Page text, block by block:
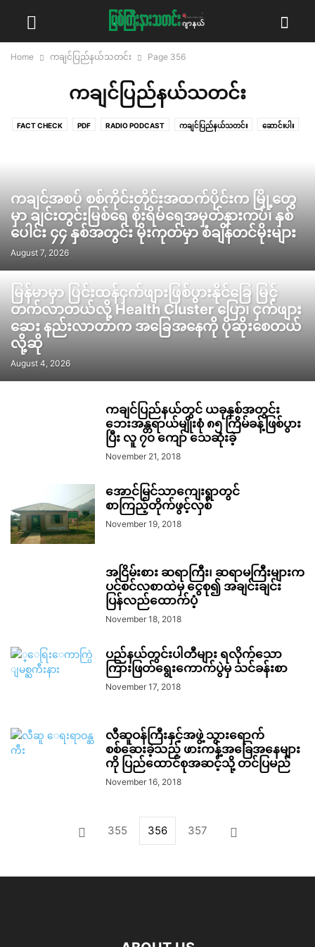
Home ကချင်ပြည်နယ်သတင်း Page 356
ကချင်ပြည်နယ်သတင်း
FACT CHECK PDF RADIO PODCAST ကချင်ပြည်နယ်သတင်း ဆောင်းပါး
ကချင်အစပ် စစ်ကိုင်းတိုင်းအထက်ပိုင်းက မြို့တွေ
မှာ ချင်းတွင်းမြစ်ရေ စိုးရိမ်ရေအမှတ်နားကပ်၊ နှစ်
ပေါင်း ၄၄ နှစ်အတွင်း မိုးကုတ်မှာ စံချိန်တင်မိုးများ
August 7, 2026
မြန်မာမှာ ပြင်းထန်ငှက်ဖျားဖြစ်ပွားနိုင်ခြေ မြင့်
တက်လာတယ်လို့ Health Cluster ပြော၊ ငှက်ဖျား
ဆေး နည်းလာတာက အခြေအနေကို ပိုဆိုးစေတယ်
လို့ဆို
August 4, 2026
ကချင်ပြည်နယ်တွင် ယခုနှစ်အတွင်း
ဘေးအန္တရာယ်မျိုးစုံ ၈၅ ကြိမ်ခန့်ဖြစ်ပွား
ပြီး လူ ၇၀ ကျော် သေဆုံးခဲ့
November 21, 2018
အောင်မြင်သာကျေးရွာတွင်
စာကြည့်တိုက်ဖွင့်လှစ်
November 19, 2018
အငြိမ်းစား ဆရာကြီး၊ ဆရာမကြီးများက
ပင်စင်လစာထဲမှ ငွေစု၍ အချင်းချင်း
ပြန်လည်ထောက်ပံ့
November 18, 2018
ပည်နယ်တွင်းပါတီများ ရလိုက်သော
ကြားဖြတ်ရွေးကောက်ပွဲမှ သင်ခန်းစာ
November 17, 2018
လီဆူဝန်ကြီးနှင့်အဖွဲ့ သွားရောက်
စစ်ဆေးခဲ့သည့် ဖားကန့်အခြေအနေများ
ကို ပြည်ထောင်စုအဆင့်သို့ တင်ပြမည်
November 16, 2018
355 356 357